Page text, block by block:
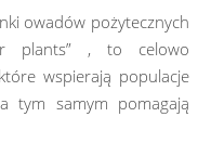
plants” , to celowo
wspierają populacje
tym samym pomagają